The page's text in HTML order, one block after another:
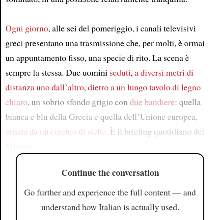
Ogni giorno, alle sei del pomeriggio, i canali televisivi
greci presentano una trasmissione che, per molti, è ormai
un appuntamento fisso, una specie di rito. La scena è
sempre la stessa. Due uomini seduti,a diversi metri di
distanza uno dall’altro,dietro a un lungo tavolo di legno
chiaro, un sobrio sfondo grigio condue bandiere: quella
bianca e blu della Grecia e quella dell’Unione europea,
ornata da un cerchio di stelle. È il briefing quotidiano del
Continue the conversation
Go further and experience the full content — and
understand how Italian is actually used.